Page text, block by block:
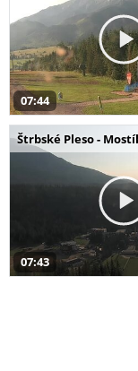
07:44
Štrbské Pleso -
07:43